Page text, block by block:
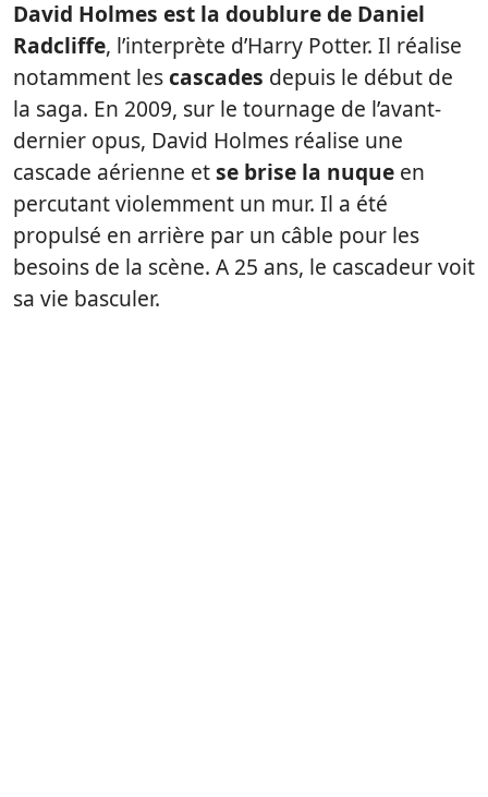
David Holmes est la doublure de Daniel
Radcliffe, l’interprète d’Harry Potter. Il réalise
notamment lescascades depuis le début de
la saga. En 2009, sur le tournage de l’avant-
dernier opus, David Holmes réalise une
cascade aérienne etse brise la nuque en
percutant violemment un mur. Il a été
propulsé en arrière par un câble pour les
besoins de la scène. A 25 ans, le cascadeur voit
sa vie basculer.